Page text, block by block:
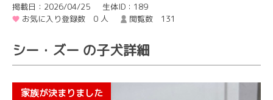
掲載日：2026/04/25
生体ID：189
お気に入り登録数 0 人
閲覧数 131
シー・ズー の子犬詳細